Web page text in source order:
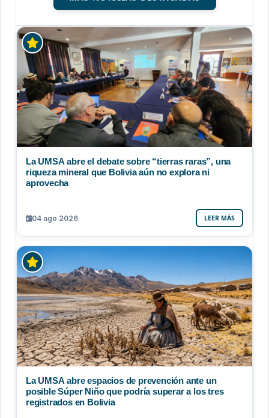
La UMSA abre el debate sobre “tierras raras”, una
riqueza mineral que Bolivia aún no explora ni
aprovecha
04 ago 2026 LEER MÁS
La UMSA abre espacios de prevención ante un
posible Súper Niño que podría superar a los tres
registrados en Bolivia